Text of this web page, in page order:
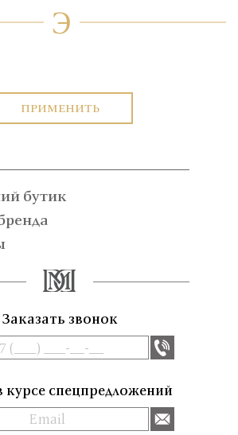
Э
ПРИМЕНИТЬ
бутик
Заказать звонок
курсе спецпредложений